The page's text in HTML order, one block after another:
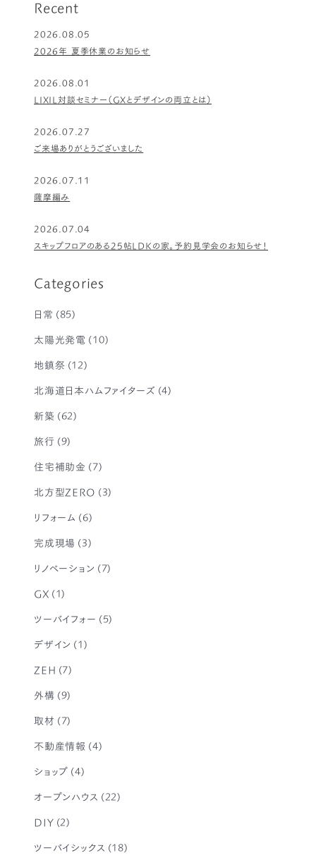
Recent
2026.08.05
2026年 夏季休業のお知らせ
2026.08.01
LIXIL対談セミナー（GXとデザインの両立とは）
2026.07.27
ご来場ありがとうございました
2026.07.11
薩摩編み
2026.07.04
スキップフロアのある25帖LDKの家。予約見学会のお知らせ！
Categories
日常 (85)
太陽光発電 (10)
地鎮祭 (12)
北海道日本ハムファイターズ (4)
新築 (62)
旅行 (9)
住宅補助金 (7)
北方型ZERO (3)
リフォーム (6)
完成現場 (3)
リノベーション (7)
GX (1)
ツーバイフォー (5)
デザイン (1)
ZEH (7)
外構 (9)
取材 (7)
不動産情報 (4)
ショップ (4)
オープンハウス (22)
DIY (2)
ツーバイシックス (18)